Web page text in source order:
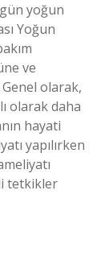
yoğun
Yoğun
ve
olarak,
olarak daha
hayati
yapılırken
tetkikler